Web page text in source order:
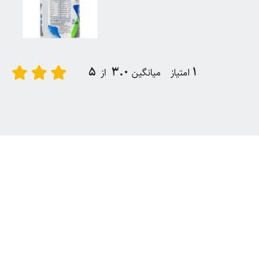
1 امتیاز میانگین 3.0 از 5